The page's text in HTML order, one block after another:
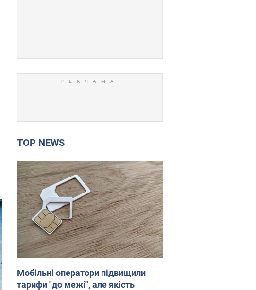
TOP NEWS
Мобільні оператори підвищили
тарифи "до межі", але якість